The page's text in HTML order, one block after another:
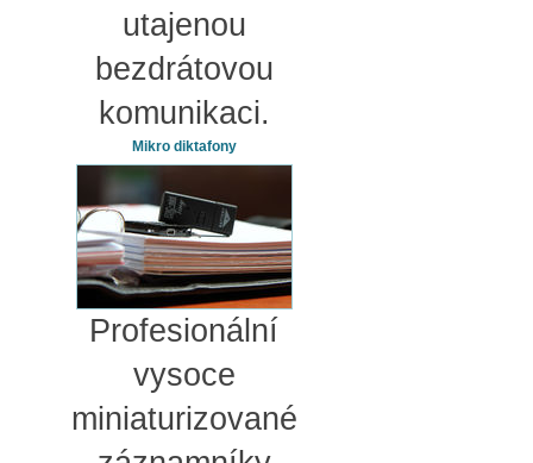
utajenou
bezdrátovou
komunikaci.
Mikro diktafony
Profesionální
vysoce
miniaturizované